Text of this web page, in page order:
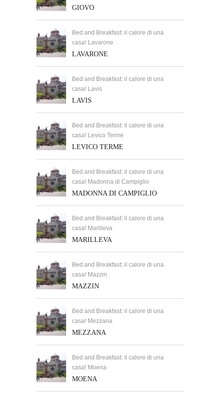
GIOVO
Bed and Breakfast: il calore di una
casa! Lavarone
LAVARONE
Bed and Breakfast: il calore di una
casa! Lavis
LAVIS
Bed and Breakfast: il calore di una
casa! Levico Terme
LEVICO TERME
Bed and Breakfast: il calore di una
casa! Madonna di Campiglio
MADONNA DI CAMPIGLIO
Bed and Breakfast: il calore di una
casa! Marilleva
MARILLEVA
Bed and Breakfast: il calore di una
casa! Mazzin
MAZZIN
Bed and Breakfast: il calore di una
casa! Mezzana
MEZZANA
Bed and Breakfast: il calore di una
casa! Moena
MOENA